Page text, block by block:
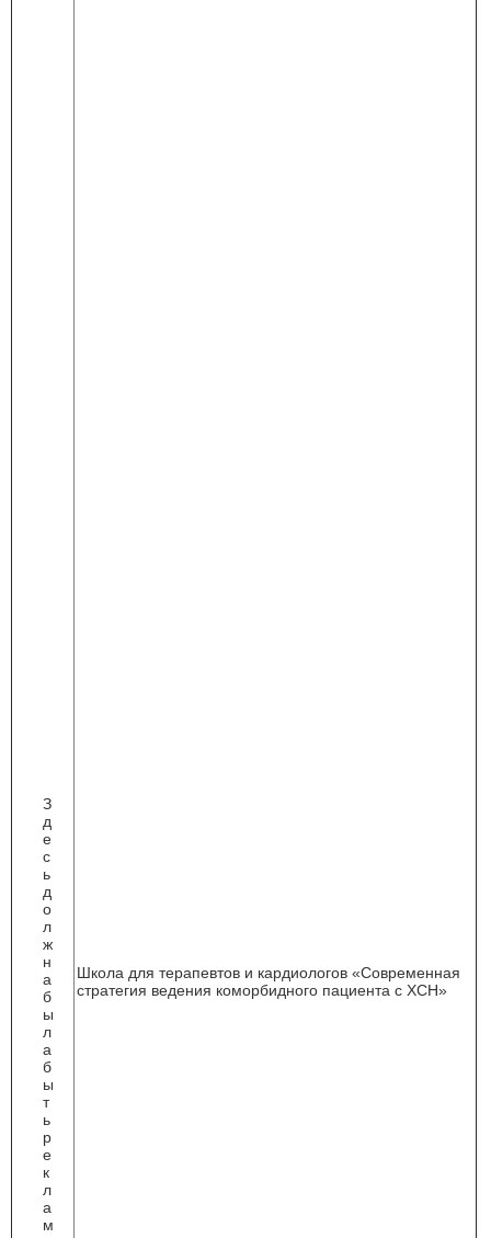
З
д
е
с
ь
д
о
л
ж
н
а
б
ы
л
а
б
ы
т
ь
р
е
к
л
а
м
Школа для терапевтов и кардиологов «Современная
стратегия ведения коморбидного пациента с ХСН»